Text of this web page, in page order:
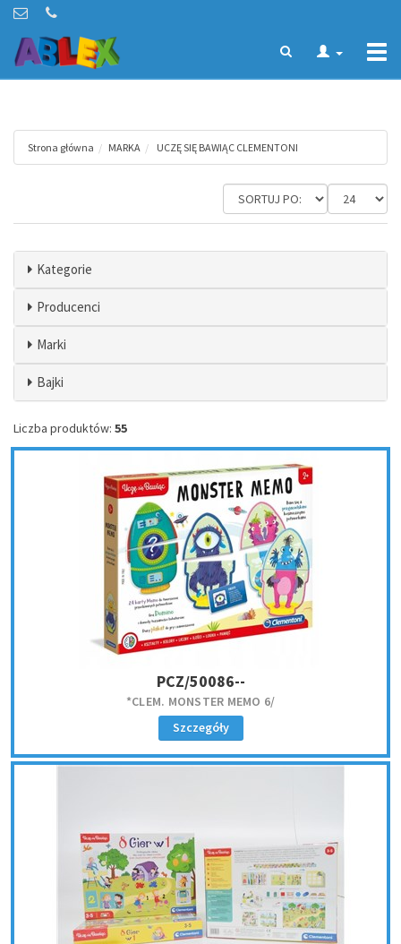
Strona główna MARKA UCZĘ SIĘ BAWIĄC CLEMENTONI
Kategorie
Producenci
Marki
Bajki
Liczba produktów: 55
PCZ/50086--
*CLEM. MONSTER MEMO 6/
Szczegóły